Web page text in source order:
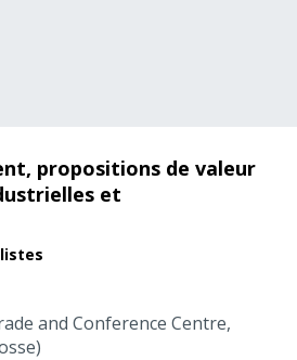
propositions de valeur
et
and Conference Centre,